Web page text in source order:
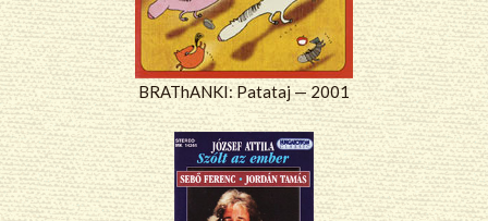
BRAThANKI: Patataj — 2001